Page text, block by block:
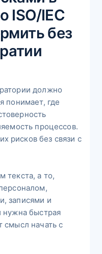
ISO/IEC
без
должно
понимает, где
процессов.
рисков без связи с
текста, а то,
записями и
нужна быстрая
смысл начать с